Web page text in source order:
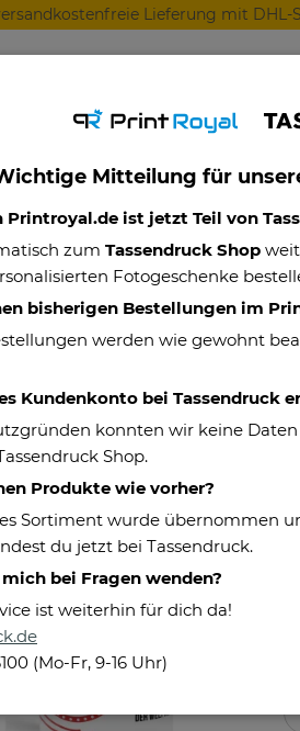
Lieferung mit DHL-
Tasse mit Spruch - So sieht der/
Mitteilung für
Printroyal.de ist jetzt Teil von
zum Tassendruck Shop
Fotogeschenke
bisherigen Bestellungen im
werden wie gewohnt
Kundenkonto bei Tassendruck
konnten wir keine
Shop.
Produkte wie vorher?
Sortiment wurde übernommen
du jetzt bei Tassendruck.
bei Fragen wenden?
ist weiterhin für dich da!
(Mo-Fr, 9-16 Uhr)